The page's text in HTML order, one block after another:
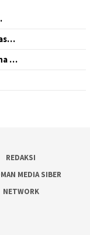
…
REDAKSI
MEDIA SIBER
NETWORK